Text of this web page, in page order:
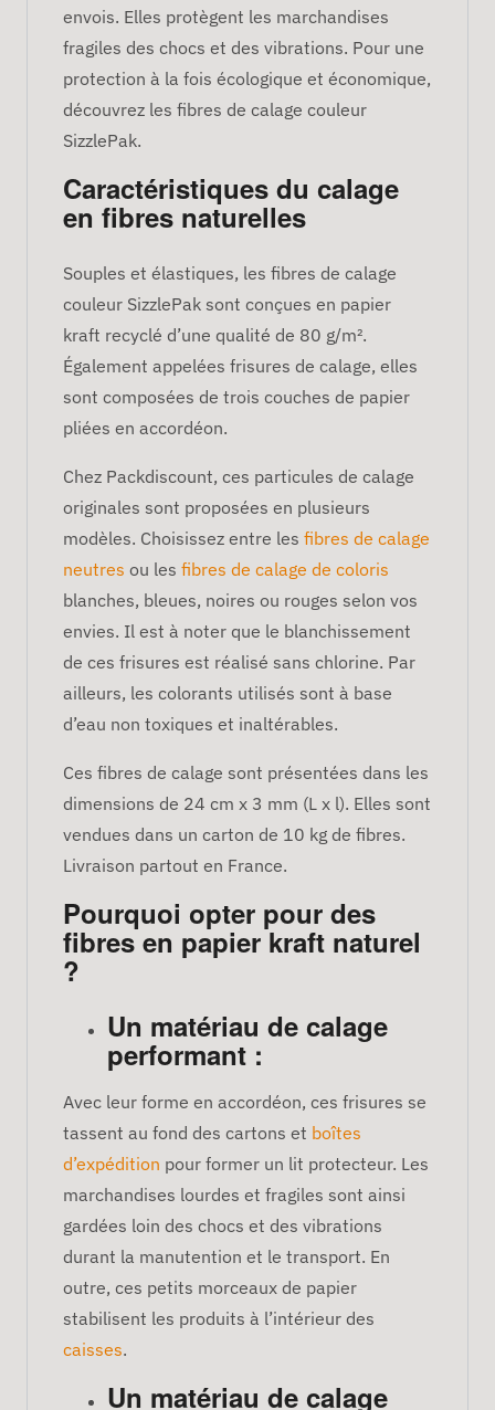
envois. Elles protègent les marchandises
fragiles des chocs et des vibrations. Pour une
protection à la fois écologique et économique,
découvrez les fibres de calage couleur
SizzlePak.
Caractéristiques du calage
en fibres naturelles
Souples et élastiques, les fibres de calage
couleur SizzlePak sont conçues en papier
kraft recyclé d’une qualité de 80 g/m².
Également appelées frisures de calage, elles
sont composées de trois couches de papier
pliées en accordéon.
Chez Packdiscount, ces particules de calage
originales sont proposées en plusieurs
modèles. Choisissez entre les fibres de calage
neutres ou les fibres de calage de coloris
blanches, bleues, noires ou rouges selon vos
envies. Il est à noter que le blanchissement
de ces frisures est réalisé sans chlorine. Par
ailleurs, les colorants utilisés sont à base
d’eau non toxiques et inaltérables.
Ces fibres de calage sont présentées dans les
dimensions de 24 cm x 3 mm (L x l). Elles sont
vendues dans un carton de 10 kg de fibres.
Livraison partout en France.
Pourquoi opter pour des
fibres en papier kraft naturel
?
Un matériau de calage
performant :
Avec leur forme en accordéon, ces frisures se
tassent au fond des cartons et boîtes
d’expédition pour former un lit protecteur. Les
marchandises lourdes et fragiles sont ainsi
gardées loin des chocs et des vibrations
durant la manutention et le transport. En
outre, ces petits morceaux de papier
stabilisent les produits à l’intérieur des
caisses.
Un matériau de calage